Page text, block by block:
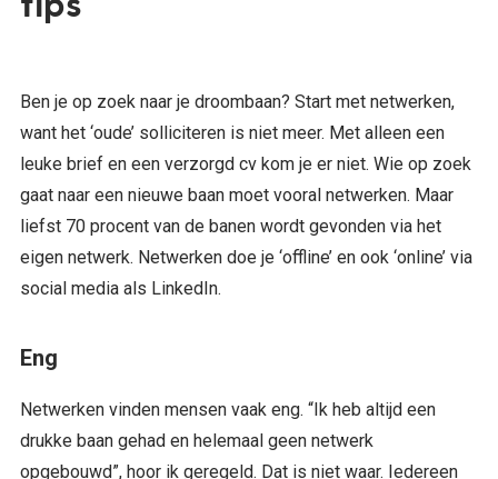
Ben je op zoek naar je droombaan? Start met netwerken,
want het ‘oude’ solliciteren is niet meer. Met alleen een
leuke brief en een verzorgd cv kom je er niet. Wie op zoek
gaat naar een nieuwe baan moet vooral netwerken. Maar
liefst 70 procent van de banen wordt gevonden via het
eigen netwerk. Netwerken doe je ‘offline’ en ook ‘online’ via
social media als LinkedIn.
Eng
Netwerken vinden mensen vaak eng. “Ik heb altijd een
drukke baan gehad en helemaal geen netwerk
opgebouwd”, hoor ik geregeld. Dat is niet waar. Iedereen